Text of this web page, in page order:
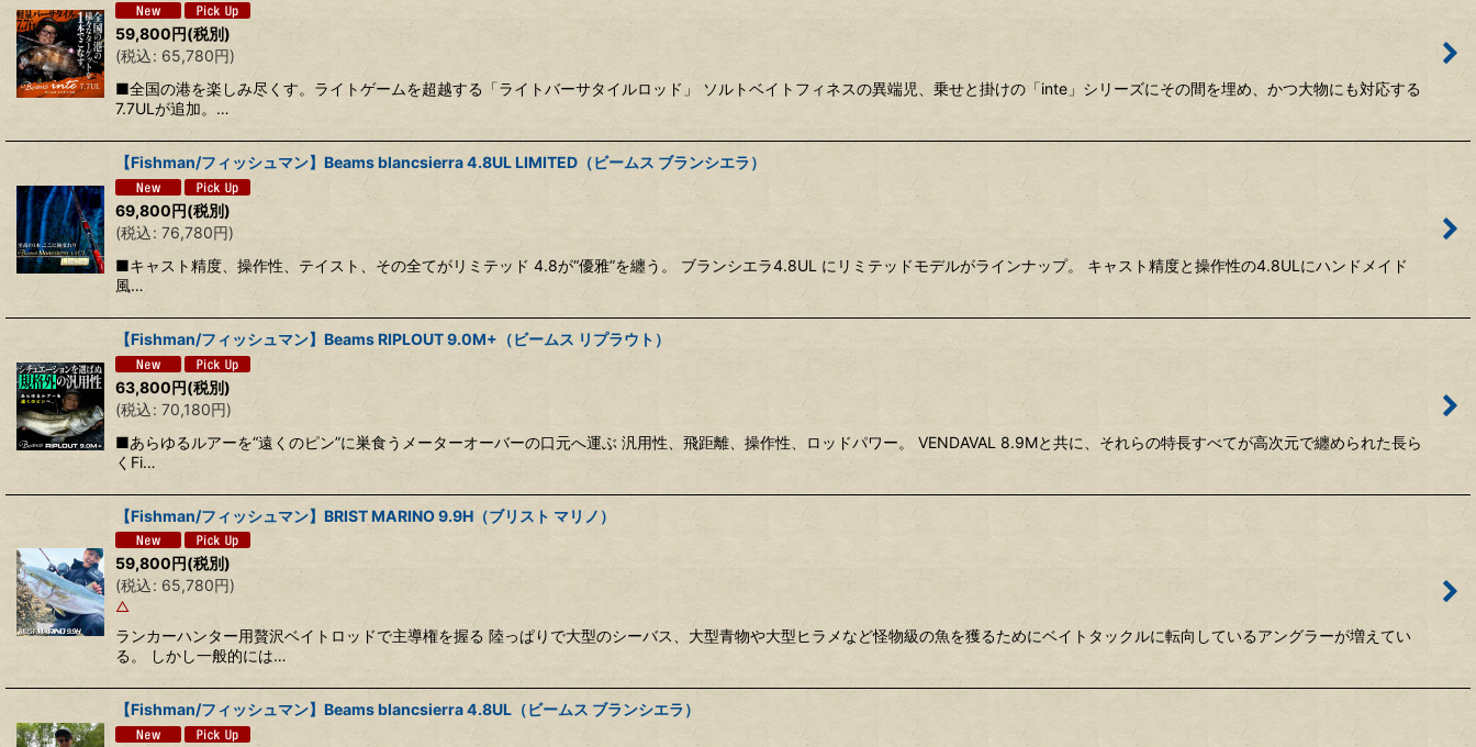
59,800円(税別)
(税込: 65,780円)
■全国の港を楽しみ尽くす。ライトゲームを超越する「ライトバーサタイルロッド」 ソルトベイトフィネスの異端児、乗せと掛けの「inte」シリーズにその間を埋め、かつ大物にも対応する
7.7ULが追加。…
【Fishman/フィッシュマン】Beams blancsierra 4.8UL LIMITED（ビームス ブランシエラ）
69,800円(税別)
(税込: 76,780円)
■キャスト精度、操作性、テイスト、その全てがリミテッド 4.8が“優雅”を纏う。 ブランシエラ4.8UL にリミテッドモデルがラインナップ。 キャスト精度と操作性の4.8ULにハンドメイド
風…
【Fishman/フィッシュマン】Beams RIPLOUT 9.0M+（ビームス リプラウト）
63,800円(税別)
(税込: 70,180円)
■あらゆるルアーを“遠くのピン”に巣食うメーターオーバーの口元へ運ぶ 汎用性、飛距離、操作性、ロッドパワー。 VENDAVAL 8.9Mと共に、それらの特長すべてが高次元で纏められた長ら
くFi…
【Fishman/フィッシュマン】BRIST MARINO 9.9H（ブリスト マリノ）
59,800円(税別)
(税込: 65,780円)
△
ランカーハンター用贅沢ベイトロッドで主導権を握る 陸っぱりで大型のシーバス、大型青物や大型ヒラメなど怪物級の魚を獲るためにベイトタックルに転向しているアングラーが増えてい
る。 しかし一般的には…
【Fishman/フィッシュマン】Beams blancsierra 4.8UL（ビームス ブランシエラ）